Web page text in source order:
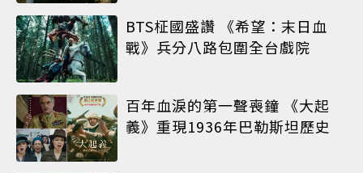
BTS柾國盛讚 《希望：末日血
戰》兵分八路包圍全台戲院
百年血淚的第一聲喪鐘 《大起
義》重現1936年巴勒斯坦歷史